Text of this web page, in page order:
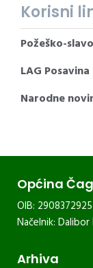
Korisni
Požeško-
LAG Posavina
Narodne
Općina
OIB:
Načelnik: Dalibor
Arhiva